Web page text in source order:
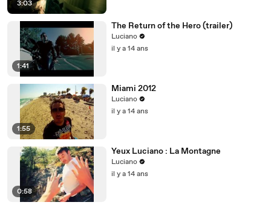
3:03
1:41
The Return of the Hero (trailer)
Luciano
il y a 14 ans
1:55
Miami 2012
Luciano
il y a 14 ans
0:58
Yeux Luciano : La Montagne
Luciano
il y a 14 ans